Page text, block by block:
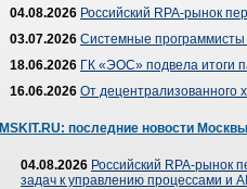
04.08.2026 Российский RPA-рынок
03.07.2026 Системные программисты
18.06.2026 ГК «ЭОС» подвела итоги
16.06.2026 От децентрализованного
MSKIT.RU: последние новости
04.08.2026 Российский RPA-рынок
задач к управлению процессами и AI